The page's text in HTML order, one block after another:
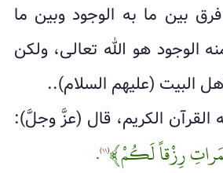
بين ما به الوجود وبين ما
الوجود هو الله تعالى، ولكن
البيت (عليهم السلام)..
القرآن الكريم، قال (عزَّ وجلَّ):
رِزْقاً لَكُمْ﴾(١١) .